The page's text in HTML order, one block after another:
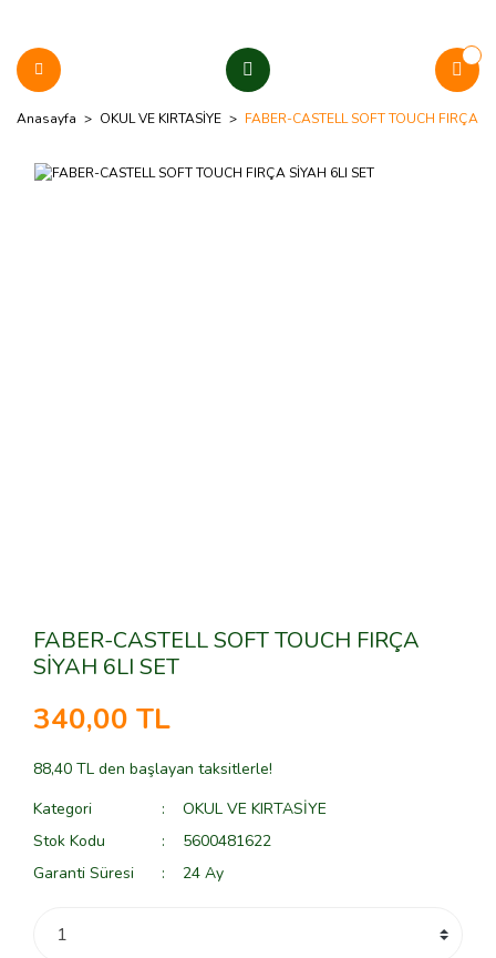
Anasayfa OKUL VE KIRTASİYE FABER-CASTELL SOFT TOUCH FIRÇA
FABER-CASTELL SOFT TOUCH FIRÇA
SİYAH 6LI SET
340,00 TL
88,40 TL den başlayan taksitlerle!
Kategori
OKUL VE KIRTASİYE
Stok Kodu
5600481622
Garanti Süresi
24 Ay